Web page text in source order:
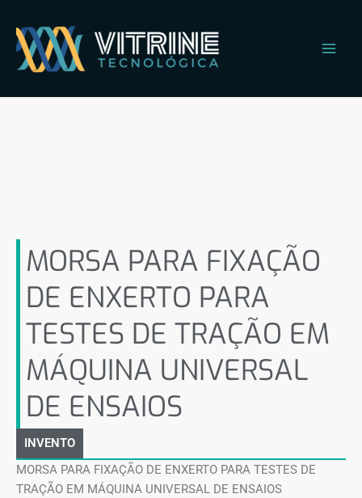
para
conteúdo
MORSA PARA FIXAÇÃO
DE ENXERTO PARA
TESTES DE TRAÇÃO EM
MÁQUINA UNIVERSAL
DE ENSAIOS
INVENTO
MORSA PARA FIXAÇÃO DE ENXERTO PARA TESTES DE
TRAÇÃO EM MÁQUINA UNIVERSAL DE ENSAIOS